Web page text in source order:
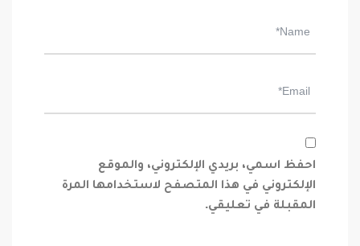
احفظ اسمي، بريدي الإلكتروني، والموقع
الإلكتروني في هذا المتصفح لاستخدامها المرة
المقبلة في تعليقي.